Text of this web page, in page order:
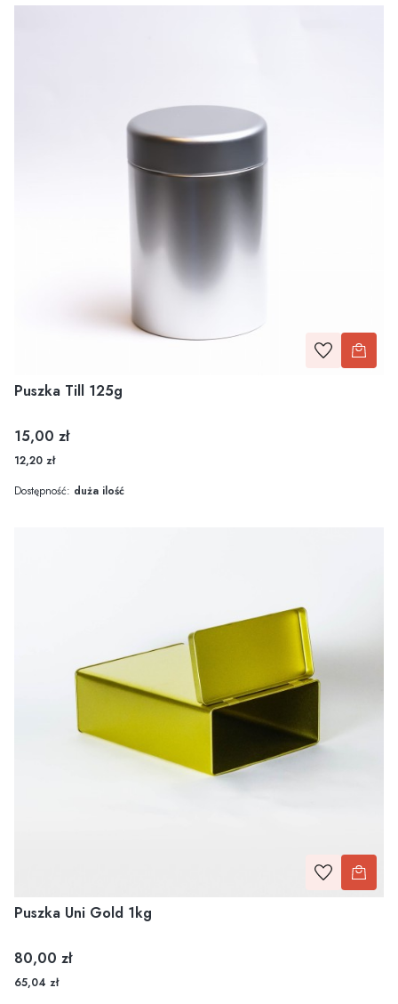
Puszka Till 125g
Cena
15,00 zł
12,20 zł
Dostępność: duża ilość
Puszka Uni Gold 1kg
Cena
80,00 zł
65,04 zł